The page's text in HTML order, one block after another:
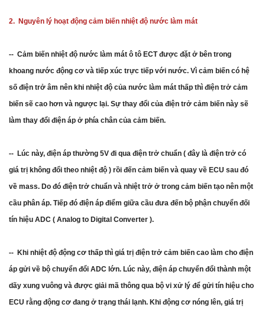
2. Nguyên lý hoạt động cảm biến nhiệt độ nước làm mát
-- Cảm biến nhiệt độ nước làm mát ô tô ECT được đặt ở bên trong
khoang nước động cơ và tiếp xúc trực tiếp với nước. Vì cảm biến có hệ
số điện trở âm nên khi nhiệt độ của nước làm mát thấp thì điện trở cảm
biến sẽ cao hơn và ngược lại. Sự thay đổi của điện trở cảm biến này sẽ
làm thay đổi điện áp ở phía chân của cảm biến.
-- Lúc này, điện áp thường 5V đi qua điện trở chuẩn ( đây là điện trở có
giá trị không đổi theo nhiệt độ ) rồi đến cảm biến và quay về ECU sau đó
về mass. Do đó điện trở chuẩn và nhiệt trở ở trong cảm biến tạo nên một
cầu phân áp. Tiếp đó điện áp điểm giữa cầu đưa đến bộ phận chuyển đối
tín hiệu ADC ( Analog to Digital Converter ).
-- Khi nhiệt độ động cơ thấp thì giá trị điện trở cảm biến cao làm cho điện
áp gửi về bộ chuyển đổi ADC lớn. Lúc này, điện áp chuyển đổi thành một
dãy xung vuông và được giải mã thông qua bộ vi xử lý để gửi tín hiệu cho
ECU rằng động cơ đang ở trạng thái lạnh. Khi động cơ nóng lên, giá trị